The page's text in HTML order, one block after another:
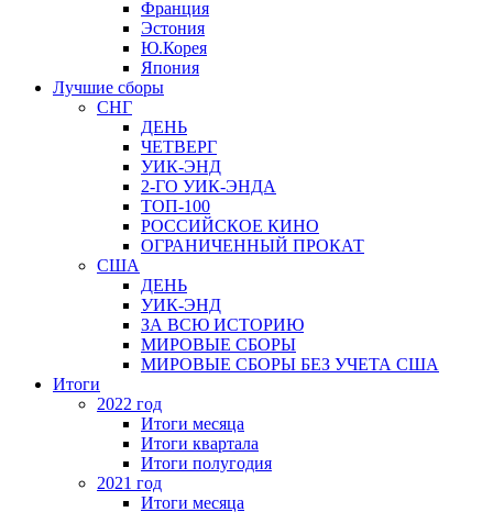
Франция
Эстония
Ю.Корея
Япония
Лучшие сборы
СНГ
ДЕНЬ
ЧЕТВЕРГ
УИК-ЭНД
2-ГО УИК-ЭНДА
ТОП-100
РОССИЙСКОЕ КИНО
ОГРАНИЧЕННЫЙ ПРОКАТ
США
ДЕНЬ
УИК-ЭНД
ЗА ВСЮ ИСТОРИЮ
МИРОВЫЕ СБОРЫ
МИРОВЫЕ СБОРЫ БЕЗ УЧЕТА США
Итоги
2022 год
Итоги месяца
Итоги квартала
Итоги полугодия
2021 год
Итоги месяца